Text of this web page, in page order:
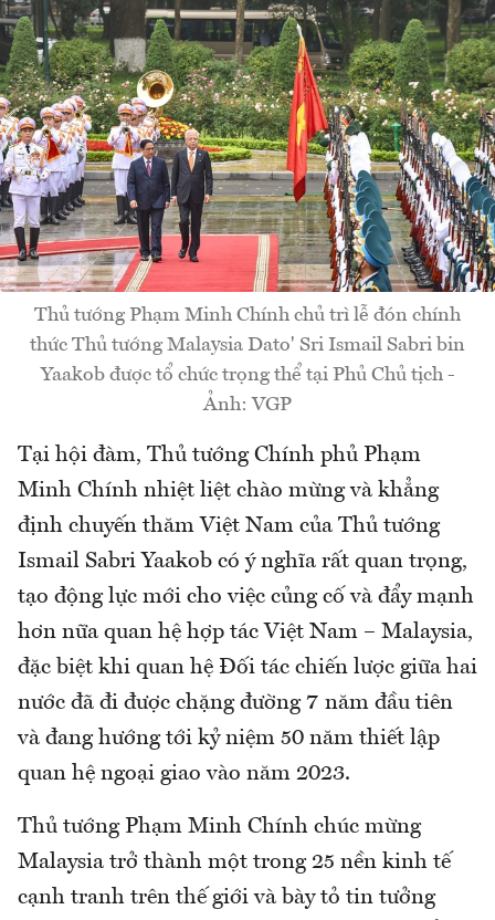
Thủ tướng Phạm Minh Chính chủ trì lễ đón chính
thức Thủ tướng Malaysia Dato' Sri Ismail Sabri bin
Yaakob được tổ chức trọng thể tại Phủ Chủ tịch -
Ảnh: VGP
Tại hội đàm, Thủ tướng Chính phủ Phạm
Minh Chính nhiệt liệt chào mừng và khẳng
định chuyến thăm Việt Nam của Thủ tướng
Ismail Sabri Yaakob có ý nghĩa rất quan trọng,
tạo động lực mới cho việc củng cố và đẩy mạnh
hơn nữa quan hệ hợp tác Việt Nam – Malaysia,
đặc biệt khi quan hệ Đối tác chiến lược giữa hai
nước đã đi được chặng đường 7 năm đầu tiên
và đang hướng tới kỷ niệm 50 năm thiết lập
quan hệ ngoại giao vào năm 2023.
Thủ tướng Phạm Minh Chính chúc mừng
Malaysia trở thành một trong 25 nền kinh tế
cạnh tranh trên thế giới và bày tỏ tin tưởng